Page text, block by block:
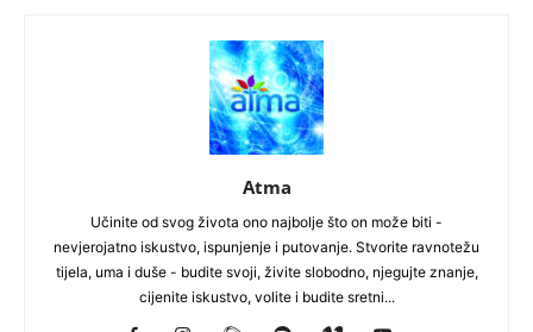
Atma
Učinite od svog života ono najbolje što on može biti -
nevjerojatno iskustvo, ispunjenje i putovanje. Stvorite ravnotežu
tijela, uma i duše - budite svoji, živite slobodno, njegujte znanje,
cijenite iskustvo, volite i budite sretni...